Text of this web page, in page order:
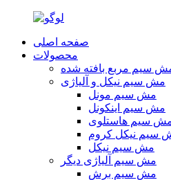
صفحه اصلی
محصولات
سیم مربع بافته شده
مش سیم نیکل و آلیاژی
مش سیم مونل
مش سیم اینکونل
سیم هاستلوی
سیم نیکل کروم
مش سیم نیکل
مش سیم آلیاژی دیگر
مش سیم برش